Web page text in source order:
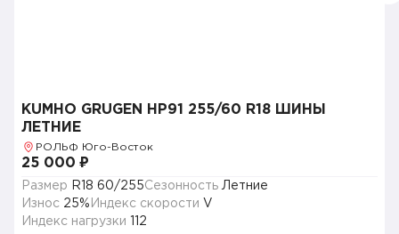
KUMHO GRUGEN HP91 255/60 R18 ШИНЫ
ЛЕТНИЕ
РОЛЬФ Юго-Восток
25 000 ₽
Размер R18 60/255Сезонность Летние
Износ 25% Индекс скорости V
Индекс нагрузки
112